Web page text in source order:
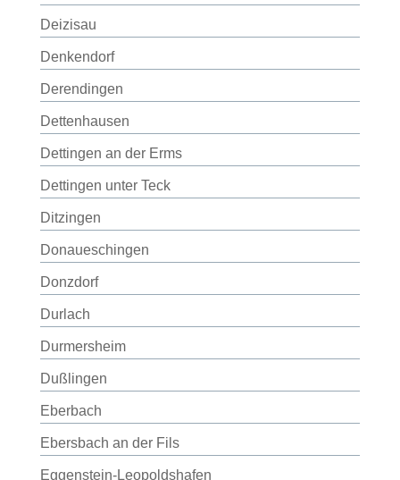
Deizisau
Denkendorf
Derendingen
Dettenhausen
Dettingen an der Erms
Dettingen unter Teck
Ditzingen
Donaueschingen
Donzdorf
Durlach
Durmersheim
Dußlingen
Eberbach
Ebersbach an der Fils
Eggenstein-Leopoldshafen